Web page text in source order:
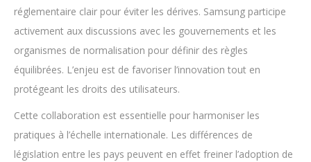
réglementaire clair pour éviter les dérives. Samsung participe
activement aux discussions avec les gouvernements et les
organismes de normalisation pour définir des règles
équilibrées. L’enjeu est de favoriser l’innovation tout en
protégeant les droits des utilisateurs.
Cette collaboration est essentielle pour harmoniser les
pratiques à l’échelle internationale. Les différences de
législation entre les pays peuvent en effet freiner l’adoption de